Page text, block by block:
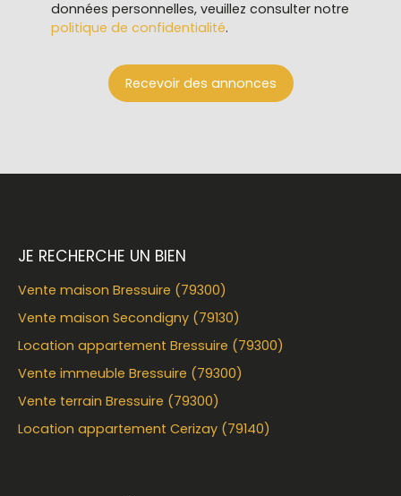
données personnelles, veuillez consulter notre
politique de confidentialité.
Recevoir des annonces
JE RECHERCHE UN BIEN
Vente maison Bressuire (79300)
Vente maison Secondigny (79130)
Location appartement Bressuire (79300)
Vente immeuble Bressuire (79300)
Vente terrain Bressuire (79300)
Location appartement Cerizay (79140)